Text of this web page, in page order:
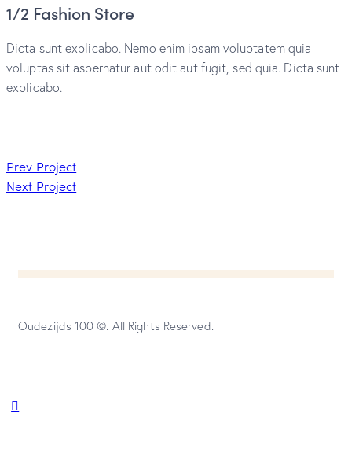
1/2 Fashion Store
Dicta sunt explicabo. Nemo enim ipsam voluptatem quia
voluptas sit aspernatur aut odit aut fugit, sed quia. Dicta sunt
explicabo.
Prev Project
Next Project
Oudezijds 100 ©. All Rights Reserved.